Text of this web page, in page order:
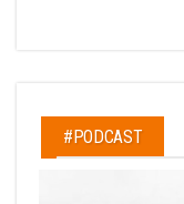
#PODCAST